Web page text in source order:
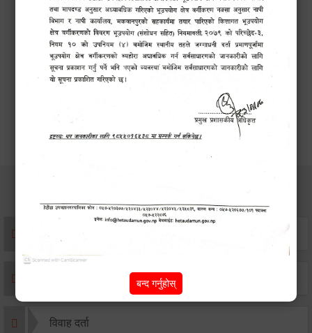
संस्था दर्ता सिफारिस
एकिकृत सम्पत्ति कर/घर जग्गा कर
विवाह दर्ता
बन्द गर्नुहोस्